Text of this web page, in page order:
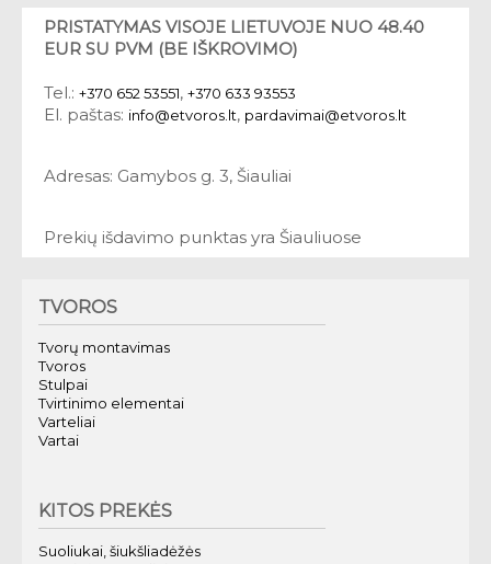
PRISTATYMAS VISOJE LIETUVOJE NUO 48.40
EUR SU PVM (BE IŠKROVIMO)
Tel.: +370 652 53551, +370 633 93553
El. paštas: info@etvoros.lt, pardavimai@etvoros.lt
Adresas: Gamybos g. 3, Šiauliai
Prekių išdavimo punktas yra Šiauliuose
TVOROS
Tvorų montavimas
Tvoros
Stulpai
Tvirtinimo elementai
Varteliai
Vartai
KITOS PREKĖS
Suoliukai, šiukšliadėžės